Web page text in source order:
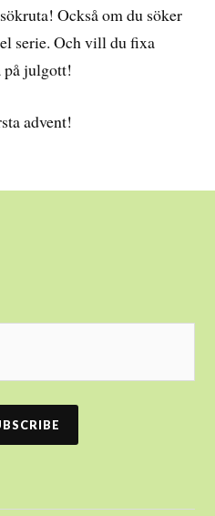
Också om du söker
serie. Och vill du fixa
på julgott!
advent!